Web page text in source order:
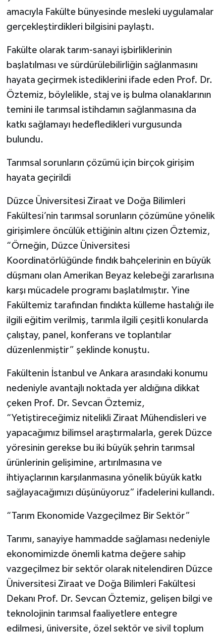
amacıyla Fakülte bünyesinde mesleki uygulamalar
gerçekleştirdikleri bilgisini paylaştı.
Fakülte olarak tarım-sanayi işbirliklerinin
başlatılması ve sürdürülebilirliğin sağlanmasını
hayata geçirmek istediklerini ifade eden Prof. Dr.
Öztemiz, böylelikle, staj ve iş bulma olanaklarının
temini ile tarımsal istihdamın sağlanmasına da
katkı sağlamayı hedefledikleri vurgusunda
bulundu.
Tarımsal sorunların çözümü için birçok girişim
hayata geçirildi
Düzce Üniversitesi Ziraat ve Doğa Bilimleri
Fakültesi’nin tarımsal sorunların çözümüne yönelik
girişimlere öncülük ettiğinin altını çizen Öztemiz,
“Örneğin, Düzce Üniversitesi
Koordinatörlüğünde fındık bahçelerinin en büyük
düşmanı olan Amerikan Beyaz kelebeği zararlısına
karşı mücadele programı başlatılmıştır. Yine
Fakültemiz tarafından fındıkta külleme hastalığı ile
ilgili eğitim verilmiş, tarımla ilgili çeşitli konularda
çalıştay, panel, konferans ve toplantılar
düzenlenmiştir” şeklinde konuştu.
Fakültenin İstanbul ve Ankara arasındaki konumu
nedeniyle avantajlı noktada yer aldığına dikkat
çeken Prof. Dr. Sevcan Öztemiz,
“Yetiştireceğimiz nitelikli Ziraat Mühendisleri ve
yapacağımız bilimsel araştırmalarla, gerek Düzce
yöresinin gerekse bu iki büyük şehrin tarımsal
ürünlerinin gelişimine, artırılmasına ve
ihtiyaçlarının karşılanmasına yönelik büyük katkı
sağlayacağımızı düşünüyoruz” ifadelerini kullandı.
“Tarım Ekonomide Vazgeçilmez Bir Sektör”
Tarımı, sanayiye hammadde sağlaması nedeniyle
ekonomimizde önemli katma değere sahip
vazgeçilmez bir sektör olarak nitelendiren Düzce
Üniversitesi Ziraat ve Doğa Bilimleri Fakültesi
Dekanı Prof. Dr. Sevcan Öztemiz, gelişen bilgi ve
teknolojinin tarımsal faaliyetlere entegre
edilmesi, üniversite, özel sektör ve sivil toplum